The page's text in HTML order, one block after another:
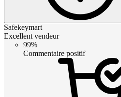
Safekeymart
Excellent vendeur
99%
Commentaire positif